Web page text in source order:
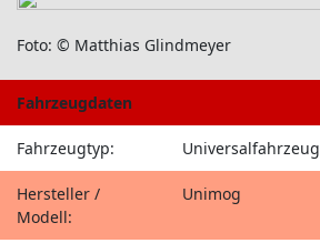
Foto: © Matthias Glindmeyer
Fahrzeugdaten
Fahrzeugtyp: Universalfahrzeug
Hersteller /
Modell:
Unimog